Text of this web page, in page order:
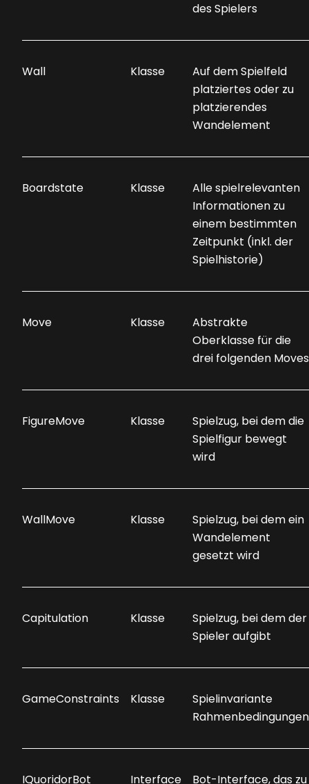
des Spielers
Wall Klasse
Auf dem Spielfeld
platziertes oder zu
platzierendes
Wandelement
Boardstate Klasse
Alle spielrelevanten
Informationen zu
einem bestimmten
Zeitpunkt (inkl. der
Spielhistorie)
Move Klasse
Abstrakte
Oberklasse für die
drei folgenden Moves
FigureMove Klasse
Spielzug, bei dem die
Spielfigur bewegt
wird
WallMove Klasse
Spielzug, bei dem ein
Wandelement
gesetzt wird
Capitulation Klasse
Spielzug, bei dem der
Spieler aufgibt
GameConstraints Klasse
Spielinvariante
Rahmenbedingungen
IQuoridorBot Interface Bot-Interface, das zu